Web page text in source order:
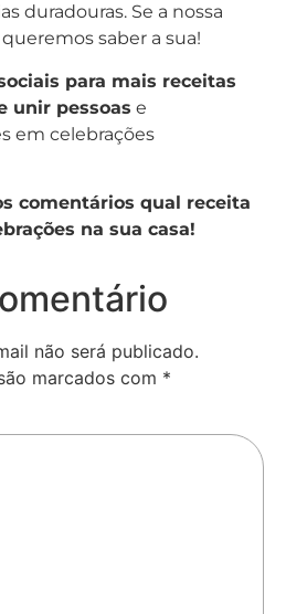
duradouras. Se a nossa
saber a sua!
para mais receitas
unir pessoas e
em celebrações
comentários qual receita
na sua casa!
não será publicado.
marcados com *